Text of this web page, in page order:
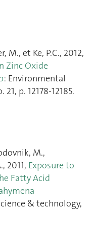
M., et Ke, P.C., 2012,
Zinc Oxide
: Environmental
p. 12178‑12185.
M.,
2011, Exposure to
Fatty Acid
& technology,